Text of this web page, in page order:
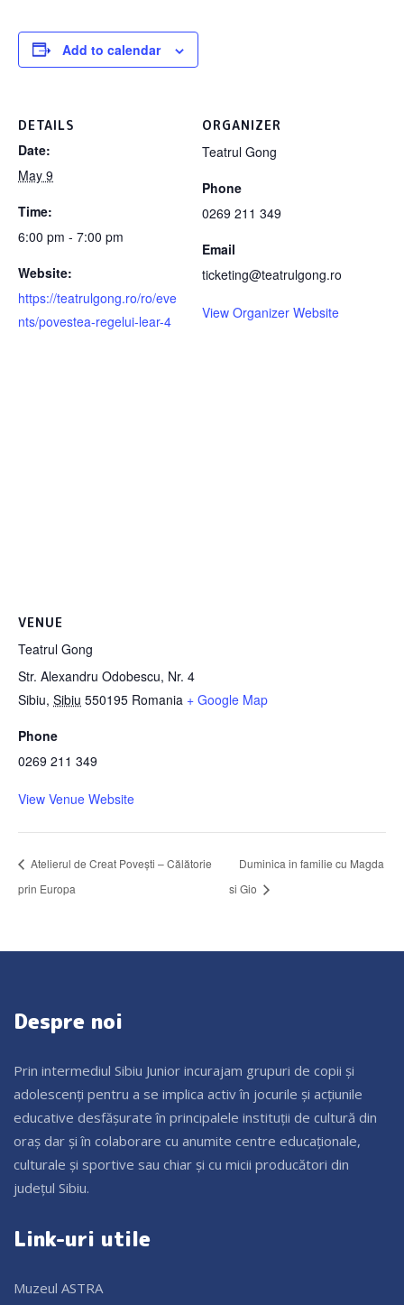
Add to calendar
DETAILS
Date:
May 9
Time:
6:00 pm - 7:00 pm
Website:
https://teatrulgong.ro/ro/eve
nts/povestea-regelui-lear-4
ORGANIZER
Teatrul Gong
Phone
0269 211 349
Email
ticketing@teatrulgong.ro
View Organizer Website
VENUE
Teatrul Gong
Str. Alexandru Odobescu, Nr. 4
Sibiu, Sibiu 550195 Romania + Google Map
Phone
0269 211 349
View Venue Website
Atelierul de Creat Povești – Călătorie
prin Europa
Duminica in familie cu Magda
si Gio
Despre noi
Prin intermediul Sibiu Junior incurajam grupuri de copii și
adolescenți pentru a se implica activ în jocurile și acțiunile
educative desfășurate în principalele instituții de cultură din
oraș dar și în colaborare cu anumite centre educaționale,
culturale și sportive sau chiar și cu micii producători din
județul Sibiu.
Link-uri utile
Muzeul ASTRA